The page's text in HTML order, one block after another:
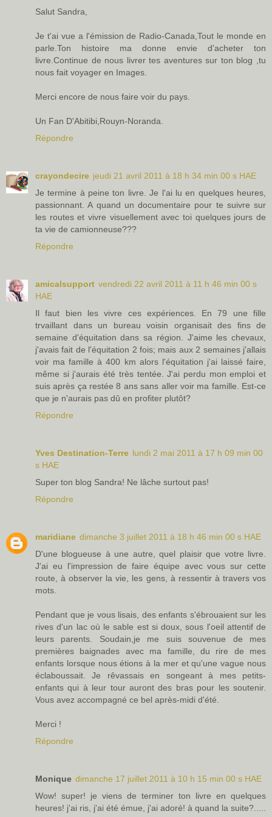
Salut Sandra,
Je t'ai vue a l'émission de Radio-Canada,Tout le monde en
parle.Ton histoire ma donne envie d'acheter ton
livre.Continue de nous livrer tes aventures sur ton blog ,tu
nous fait voyager en Images.
Merci encore de nous faire voir du pays.
Un Fan D'Abitibi,Rouyn-Noranda.
Répondre
crayondecire jeudi 21 avril 2011 à 18 h 34 min 00 s HAE
Je termine à peine ton livre. Je l'ai lu en quelques heures,
passionnant. A quand un documentaire pour te suivre sur
les routes et vivre visuellement avec toi quelques jours de
ta vie de camionneuse???
Répondre
amicalsupport vendredi 22 avril 2011 à 11 h 46 min 00 s
HAE
Il faut bien les vivre ces expériences. En 79 une fille
trvaillant dans un bureau voisin organisait des fins de
semaine d'équitation dans sa région. J'aime les chevaux,
j'avais fait de l'équitation 2 fois; mais aux 2 semaines j'allais
voir ma famille à 400 km alors l'équitation j'ai laissé faire,
même si j'aurais été très tentée. J'ai perdu mon emploi et
suis après ça restée 8 ans sans aller voir ma famille. Est-ce
que je n'aurais pas dû en profiter plutôt?
Répondre
Yves Destination-Terre lundi 2 mai 2011 à 17 h 09 min 00
s HAE
Super ton blog Sandra! Ne lâche surtout pas!
Répondre
maridiane dimanche 3 juillet 2011 à 18 h 46 min 00 s HAE
D'une blogueuse à une autre, quel plaisir que votre livre.
J'ai eu l'impression de faire équipe avec vous sur cette
route, à observer la vie, les gens, à ressentir à travers vos
mots.
Pendant que je vous lisais, des enfants s'ébrouaient sur les
rives d'un lac où le sable est si doux, sous l'oeil attentif de
leurs parents. Soudain,je me suis souvenue de mes
premières baignades avec ma famille, du rire de mes
enfants lorsque nous étions à la mer et qu'une vague nous
éclaboussait. Je rêvassais en songeant à mes petits-
enfants qui à leur tour auront des bras pour les soutenir.
Vous avez accompagné ce bel après-midi d'été.
Merci !
Répondre
Monique dimanche 17 juillet 2011 à 10 h 15 min 00 s HAE
Wow! super! je viens de terminer ton livre en quelques
heures! j'ai ris, j'ai été émue, j'ai adoré! à quand la suite?.....